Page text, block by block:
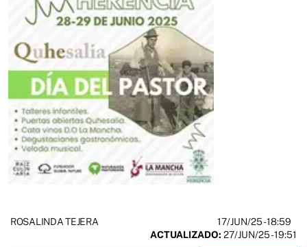
ROSALINDA TEJERA 17/JUN/25- 18:59
ACTUALIZADO: 27/JUN/25 - 19:51